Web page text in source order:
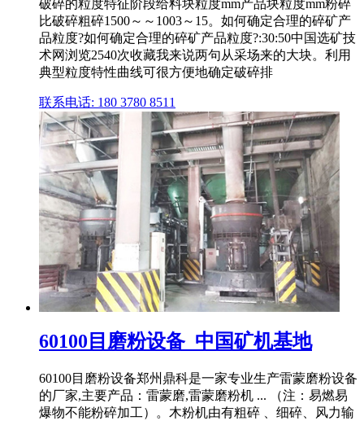
破碎的粒度特征阶段给料块粒度mm产品块粒度mm粉碎
比破碎粗碎1500～～1003～15。如何确定合理的碎矿产
品粒度?如何确定合理的碎矿产品粒度?:30:50中国选矿技
术网浏览2540次收藏我来说两句从采场来的大块。利用
典型粒度特性曲线可很方便地确定破碎排
联系电话: 180 3780 8511
60100目磨粉设备_中国矿机基地
60100目磨粉设备郑州鼎科是一家专业生产雷蒙磨粉设备
的厂家,主要产品：雷蒙磨,雷蒙磨粉机 ... （注：易燃易
爆物不能粉碎加工）。木粉机由有粗碎 、细碎、风力输